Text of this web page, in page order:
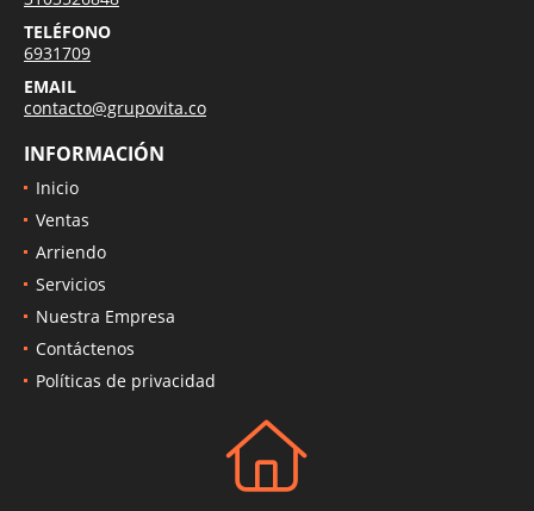
TELÉFONO
6931709
EMAIL
contacto@grupovita.co
INFORMACIÓN
Inicio
Ventas
Arriendo
Servicios
Nuestra Empresa
Contáctenos
Políticas de privacidad